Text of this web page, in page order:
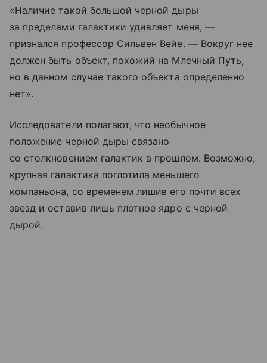
«Наличие такой большой черной дыры
за пределами галактики удивляет меня, —
признался профессор Сильвен Вейе. — Вокруг нее
должен быть объект, похожий на Млечный Путь,
но в данном случае такого объекта определенно
нет».
Исследователи полагают, что необычное
положение черной дыры связано
со столкновением галактик в прошлом. Возможно,
крупная галактика поглотила меньшего
компаньона, со временем лишив его почти всех
звезд и оставив лишь плотное ядро с черной
дырой.